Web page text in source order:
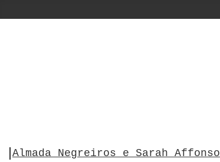
Almada Negreiros e Sarah Affonso